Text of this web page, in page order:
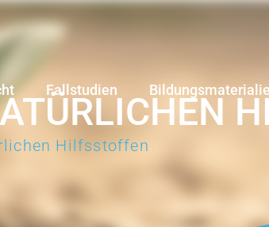
Fallstudien
Hilfsstoffen